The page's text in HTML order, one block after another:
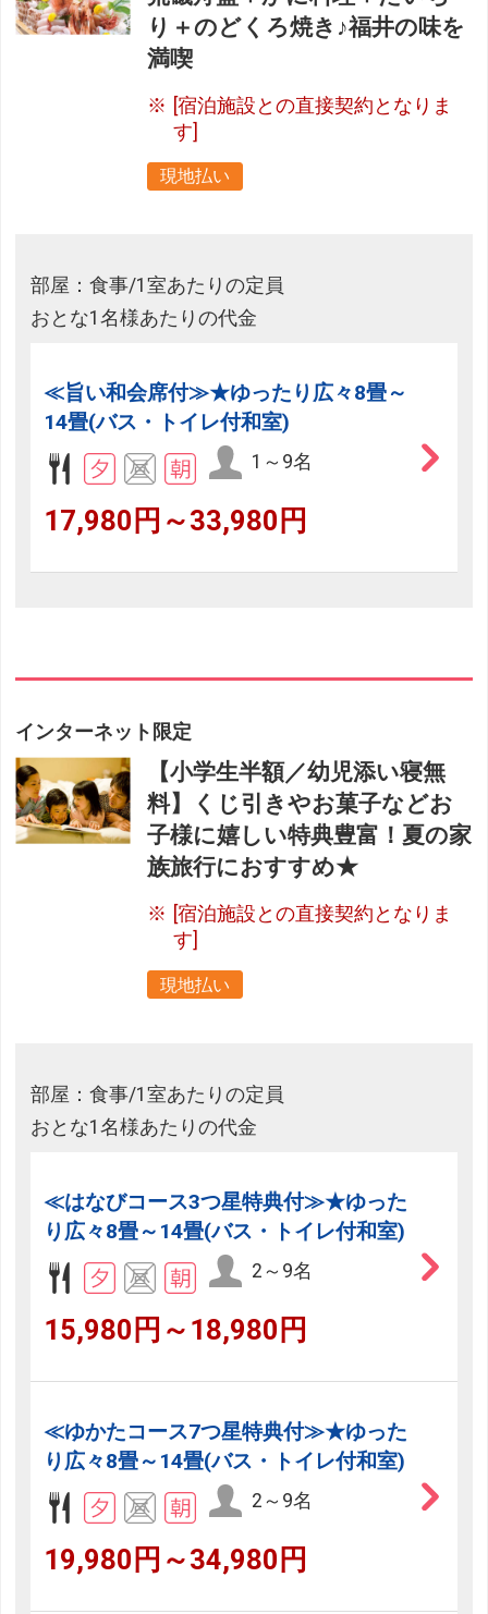
り＋のどくろ焼き♪福井の味を
満喫
[宿泊施設との直接契約となりま
す]
現地払い
部屋：食事/1室あたりの定員
おとな1名様あたりの代金
≪旨い和会席付≫★ゆったり広々8畳～
14畳(バス・トイレ付和室)
1～9名
17,980円～33,980円
インターネット限定
【小学生半額／幼児添い寝無
料】くじ引きやお菓子などお
子様に嬉しい特典豊富！夏の家
族旅行におすすめ★
[宿泊施設との直接契約となりま
す]
現地払い
部屋：食事/1室あたりの定員
おとな1名様あたりの代金
≪はなびコース3つ星特典付≫★ゆった
り広々8畳～14畳(バス・トイレ付和室)
2～9名
15,980円～18,980円
≪ゆかたコース7つ星特典付≫★ゆった
り広々8畳～14畳(バス・トイレ付和室)
2～9名
19,980円～34,980円